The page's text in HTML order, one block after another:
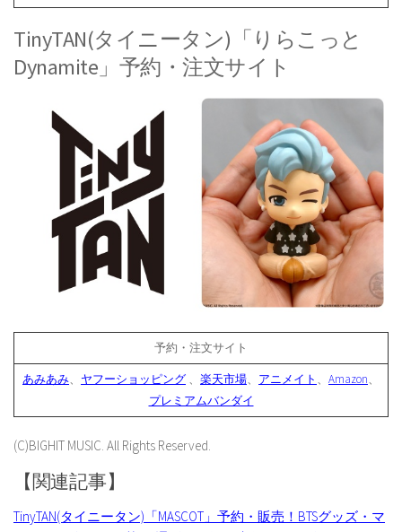
TinyTAN(タイニータン)「りらこっと
Dynamite」予約・注文サイト
予約・注文サイト
あみあみ、 ヤフーショッピング 、 楽天市場、 アニメイト 、 Amazon、
プレミアムバンダイ
(C)BIGHIT MUSIC. All Rights Reserved.
【関連記事】
TinyTAN(タイニータン)「MASCOT」予約・販売！BTSグッズ・マ